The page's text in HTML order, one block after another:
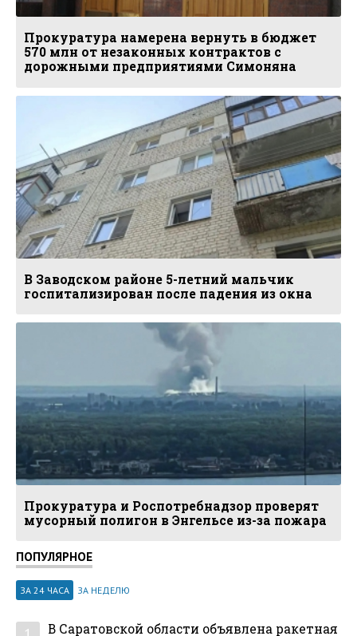
Прокуратура намерена вернуть в бюджет
570 млн от незаконных контрактов с
дорожными предприятиями Симоняна
В Заводском районе 5-летний мальчик
госпитализирован после падения из окна
Прокуратура и Роспотребнадзор проверят
мусорный полигон в Энгельсе из-за пожара
ПОПУЛЯРНОЕ
ЗА 24 ЧАСА ЗА НЕДЕЛЮ
В Саратовской области объявлена ракетная